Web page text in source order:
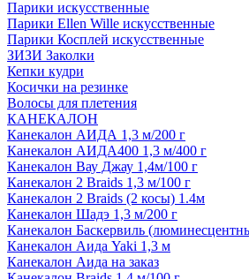
Парики искусственные
Парики Ellen Wille искусственные
Парики Косплей искусственные
ЗИЗИ Заколки
Кепки кудри
Косички на резинке
Волосы для плетения
КАНЕКАЛОН
Канекалон АИДА 1,3 м/200 г
Канекалон АИДА400 1,3 м/400 г
Канекалон Вау Джау 1,4м/100 г
Канекалон 2 Braids 1,3 м/100 г
Канекалон 2 Braids (2 косы) 1.4м
Канекалон Шадэ 1,3 м/200 г
Канекалон Баскервиль
Канекалон Аида Yaki 1,3 м
Канекалон Аида на заказ